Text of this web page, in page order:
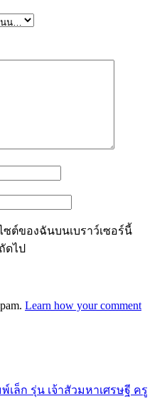
ต์ของฉันบนเบราว์เซอร์นี้
ดไป
Learn how your comment